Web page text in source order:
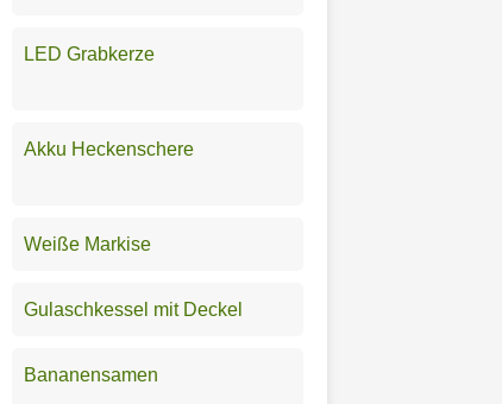
LED Grabkerze
Akku Heckenschere
Weiße Markise
Gulaschkessel mit Deckel
Bananensamen